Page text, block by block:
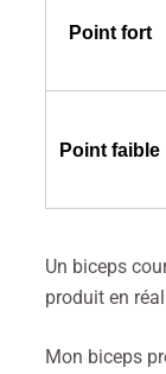
Point fort
Point faible
Un biceps
produit en
Mon biceps